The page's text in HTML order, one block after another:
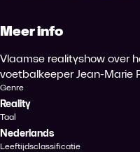
Meer info
Vlaamse realityshow over
voetbalkeeper Jean-Marie
Genre
Reality
Taal
Nederlands
Leeftijdsclassificatie